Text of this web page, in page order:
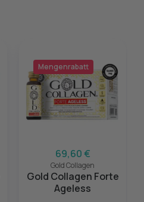
Mengenrabatt
69,60 €
Gold Collagen
Gold Collagen Forte
Ageless